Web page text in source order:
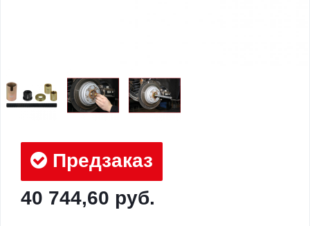
Предзаказ
40 744,60 руб.